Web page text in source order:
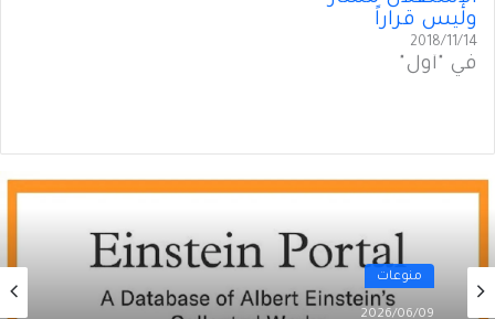
وليس قراراً
2018/11/14
في "أول"
منوعات
2026/06/09